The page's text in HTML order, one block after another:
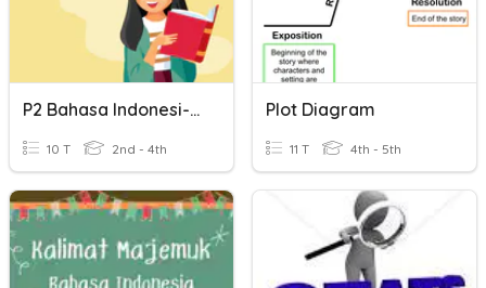
P2 Bahasa Indonesi-Membuat Kalimat
10 T 2nd - 4th
Plot Diagram
11 T 4th - 5th